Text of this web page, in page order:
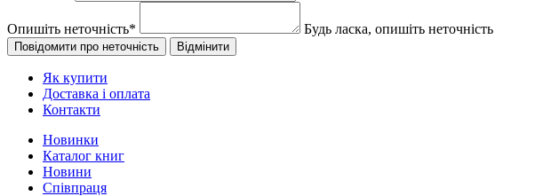
Опишіть неточність* Будь ласка, опишіть неточність
Як купити
Доставка і оплата
Контакти
Новинки
Каталог книг
Новини
Співпраця